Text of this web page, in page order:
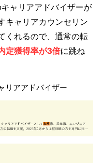
ャリアアドバイザーが
キャリアカウンセリン
くれるので、通常の転
定獲得率が3倍に跳ね
リアアドバイザー